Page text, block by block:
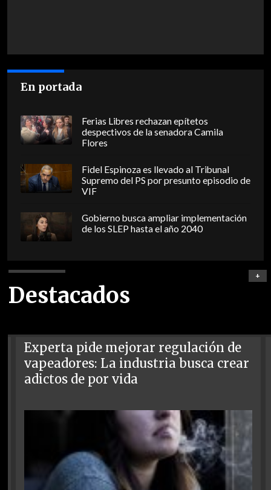
En portada
Ferias Libres rechazan epítetos
despectivos de la senadora Camila
Flores
Fidel Espinoza es llevado al Tribunal
Supremo del PS por presunto episodio de
VIF
Gobierno busca ampliar implementación
de los SLEP hasta el año 2040
Destacados
+
Experta pide mejorar regulación de
vapeadores: La industria busca crear
adictos de por vida